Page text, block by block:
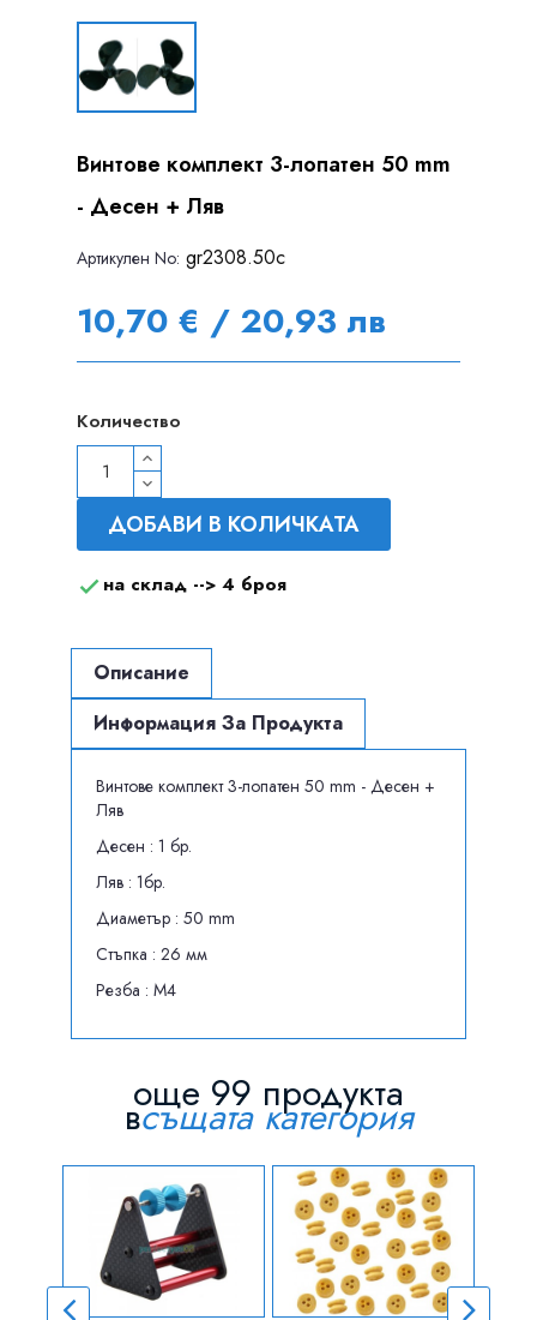
Винтове комплект 3-лопатен 50 mm
- Десен + Ляв
Артикулен Nо: gr2308.50c
10,70 € / 20,93 лв
Количество
ДОБАВИ В КОЛИЧКАТА
 на склад --> 4 броя
Описание
Информация За Продукта
Винтове комплект 3-лопатен 50 mm - Десен +
Ляв
Десен : 1 бр.
Ляв : 1бр.
Диаметър : 50 mm
Стъпка : 26 мм
Резба : M4
още 99 продукта
всъщата категория